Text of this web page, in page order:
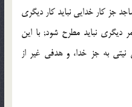
جز كار خدايي نبايد كار ديگري
ديگري نبايد مطرح شود; با اين
به جز خدا، و هدفي غير از